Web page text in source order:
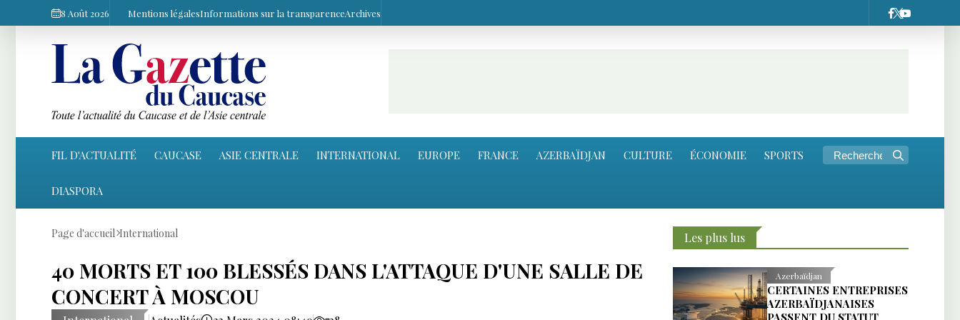
8 Août 2026 Mentions légalesInformations sur la transparenceArchives
FIL D'ACTUALITÉ CAUCASE ASIE CENTRALE INTERNATIONAL EUROPE FRANCE AZERBAÏDJAN CULTURE ÉCONOMIE SPORTS
DIASPORA
Page d'accueil International
40 MORTS ET 100 BLESSÉS DANS L'ATTAQUE D'UNE SALLE DE
CONCERT À MOSCOU
Les plus lus
Azerbaïdjan
CERTAINES ENTREPRISES
AZERBAÏDJANAISES